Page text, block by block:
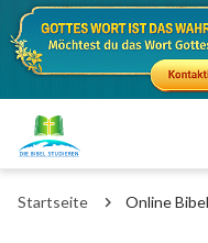
Startseite Online
Das alte
1. Mose